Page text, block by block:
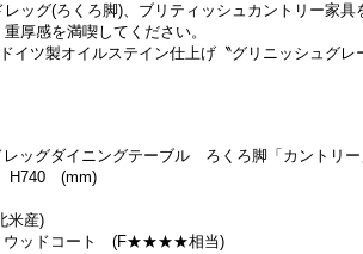
ッグ(ろくろ脚)、ブリティッシュカントリー家具
厚感を満喫してください。
イツ製オイルステイン仕上げ〝グリニッシュグレ
ッグダイニングテーブル ろくろ脚「カントリ
H740 (mm)
米産)
ウッドコート (F★★★★相当)